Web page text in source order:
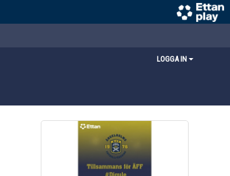
LOGGA IN